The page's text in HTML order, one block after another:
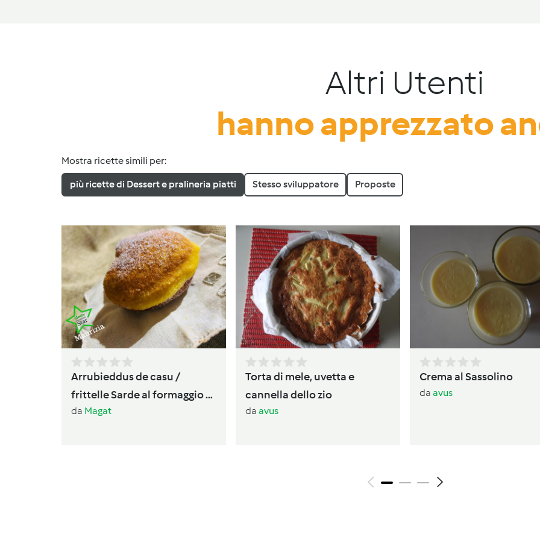
Altri Utenti
hanno apprezzato
Mostra ricette simili per:
più ricette di Dessert e pralineria piatti Stesso sviluppatore Proposte
Arrubieddus de casu /
frittelle Sarde al formaggio di
carnevale
da Magat
Torta di mele, uvetta e
cannella dello zio
da avus
Crema al Sassolino
da avus